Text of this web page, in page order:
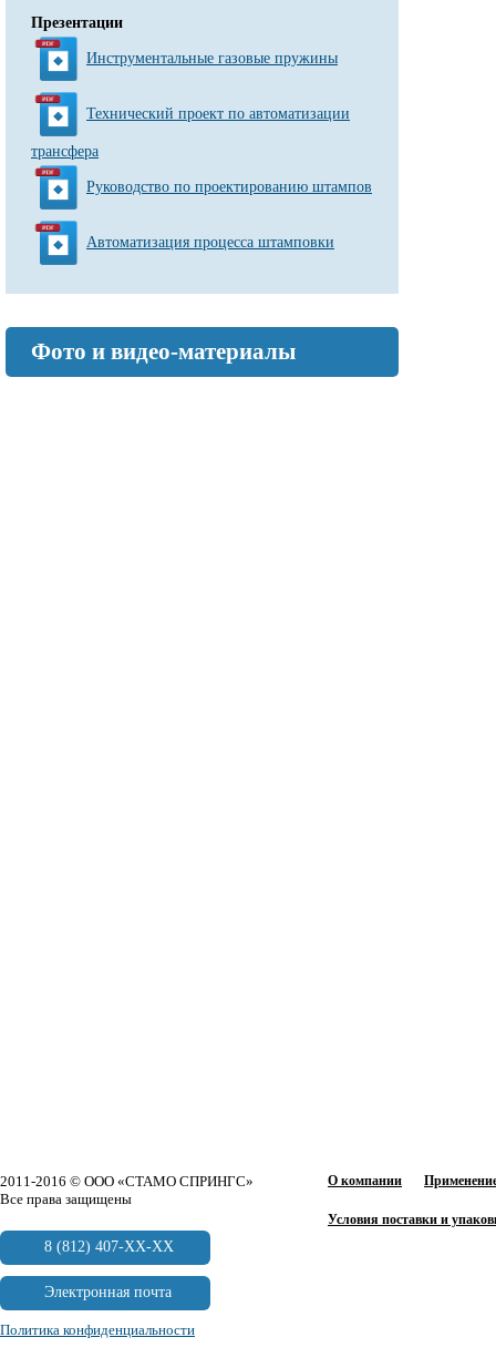
Презентации
Инструментальные газовые пружины
Технический проект по автоматизации
трансфера
Руководство по проектированию штампов
Автоматизация процесса штамповки
Фото и видео-материалы
О компании
Условия поставки и
2011-2016 © ООО «СТАМО СПРИНГС»
Все права защищены
8 (812) 407-XX-XX
Электронная почта
Политика конфиденциальности